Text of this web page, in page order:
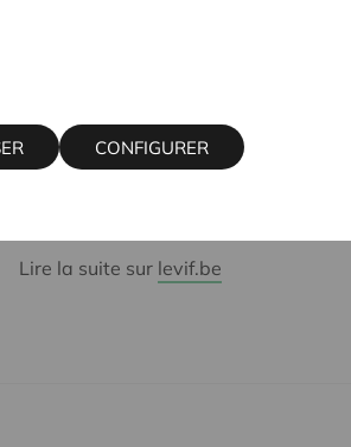
OpenFlow, l'une des premières
sociétal" belges, a été lancée à
indépendants, entrepreneurs et
(ingénieurs, informaticiens,
coronavirus a donné un coup
mission de partage de ressources et
Lire la suite sur levif.be
CONFIGURER